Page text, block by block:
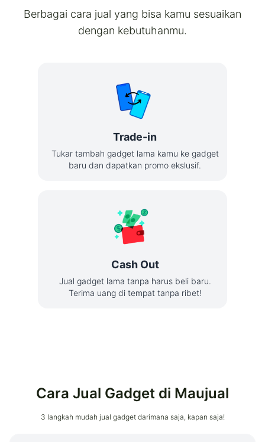
Berbagai cara jual yang bisa kamu sesuaikan
dengan kebutuhanmu.
Trade-in
Tukar tambah gadget lama kamu ke gadget
baru dan dapatkan promo ekslusif.
Cash Out
Jual gadget lama tanpa harus beli baru.
Terima uang di tempat tanpa ribet!
Cara Jual Gadget di Maujual
3 langkah mudah jual gadget darimana saja, kapan saja!